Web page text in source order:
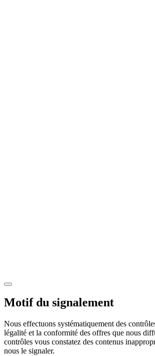
Motif du signalement
Nous effectuons systématiquement des
légalité et la conformité des offres que nous
contrôles vous constatez des contenus
nous le signaler.